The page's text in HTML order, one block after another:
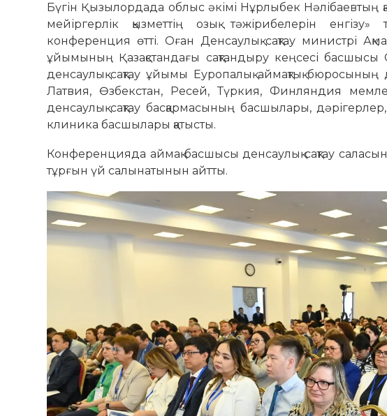
Бүгін Қызылордада облыс әкімі Нұрлыбек Нәлібаевтың
мейіргерлік қызметтің озық тәжірибелерін енгізу»
конференция өтті. Оған Денсаулық сақтау министрі
ұйымының Қазақстандағы сақтандыру кеңсесі
денсаулық сақтау ұйымы Еуропалық аймақтық
Латвия, Өзбекстан, Ресей, Түркия, Финляндия
денсаулық сақтау басқармасының басшылары,
клиника басшылары қатысты.
Конференцияда аймақ басшысы денсаулық сақтау
тұрғын үй салынатынын айтты.